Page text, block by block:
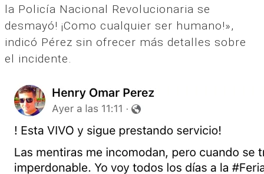
la Policía Nacional Revolucionaria se
desmayó! ¡Como cualquier ser humano!»,
indicó Pérez sin ofrecer más detalles sobre
el incidente.